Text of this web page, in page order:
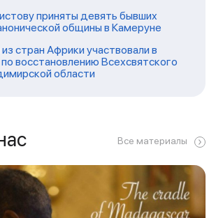
приняты девять бывших
общины в Камеруне
стран Африки участвовали в
восстановлению Всехсвятского
области
Все материалы